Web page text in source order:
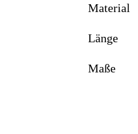
Material
Länge
Maße